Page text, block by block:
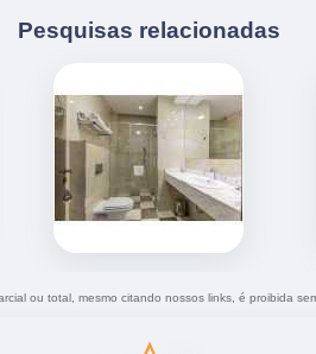
Pesquisas relacionadas
ou total, mesmo citando nossos links, é proibida